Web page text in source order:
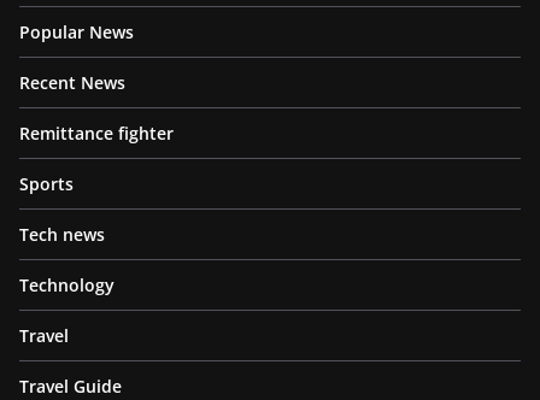
Popular News
Recent News
Remittance fighter
Sports
Tech news
Technology
Travel
Travel Guide